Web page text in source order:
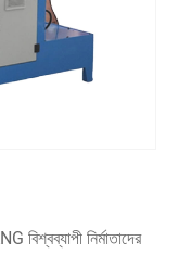
বিশ্বব্যাপী নির্মাতাদের